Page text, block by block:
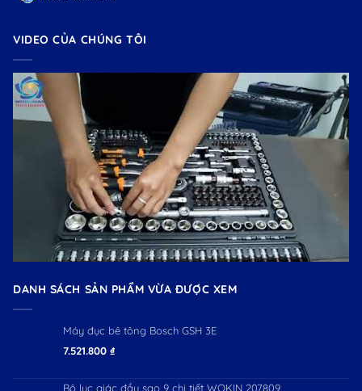
VIDEO CỦA CHÚNG TÔI
DANH SÁCH SẢN PHẨM VỪA ĐƯỢC XEM
Máy đục bê tông Bosch GSH 3E
7.521.800 ₫
Bộ lục giác đầu sao 9 chi tiết WOKIN 207809